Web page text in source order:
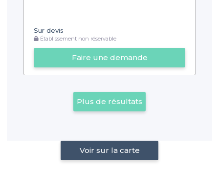
Sur devis
Établissement non réservable
Faire une demande
Plus de résultats
Voir sur la carte